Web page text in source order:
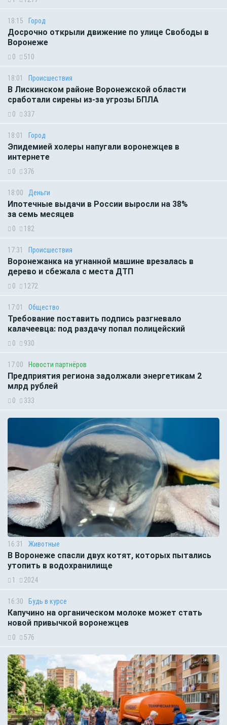
18:15 Город
Досрочно открыли движение по улице Свободы в
Воронеже
0 510
18:01 Происшествия
В Лискинском районе Воронежской области
сработали сирены из-за угрозы БПЛА
0 337
18:01 Город
Эпидемией холеры напугали воронежцев в
интернете
0 376
18:00 Деньги
Ипотечные выдачи в России выросли на 38%
за семь месяцев
0 182
17:31 Происшествия
Воронежанка на угнанной машине врезалась в
дерево и сбежала с места ДТП
0 1272
17:01 Общество
Требование поставить подпись разгневало
калачеевца: под раздачу попал полицейский
0 930
17:00 Новости партнёров
Предприятия региона задолжали энергетикам 2
млрд рублей
0 333
16:31 Животные
В Воронеже спасли двух котят, которых пытались
утопить в водохранилище
1 2024
16:30 Будь в курсе
Капучино на органическом молоке может стать
новой привычкой воронежцев
0 576